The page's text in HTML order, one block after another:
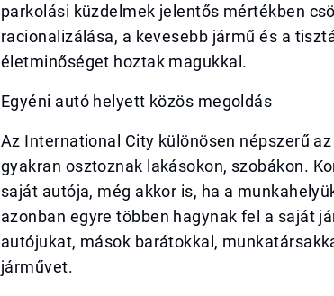
parkolási küzdelmek jelentős mértékben
racionalizálása, a kevesebb jármű és a
életminőséget hoztak magukkal.
Egyéni autó helyett közös megoldás
Az International City különösen népszerű
gyakran osztoznak lakásokon, szobákon.
saját autója, még akkor is, ha a
azonban egyre többen hagynak fel a saját
autójukat, mások barátokkal,
járművet.